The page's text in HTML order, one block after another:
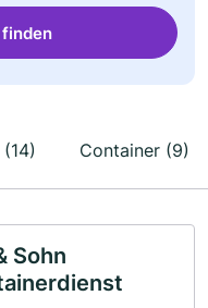
Container (9)
Sohn